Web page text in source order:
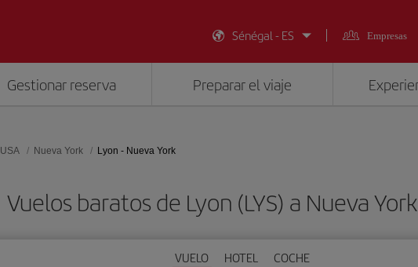
Sénégal - ES
Empresas
Gestionar reserva Preparar el viaje
USA Nueva York Lyon - Nueva York
Vuelos baratos de Lyon (LYS) a Nueva
VUELO HOTEL COCHE